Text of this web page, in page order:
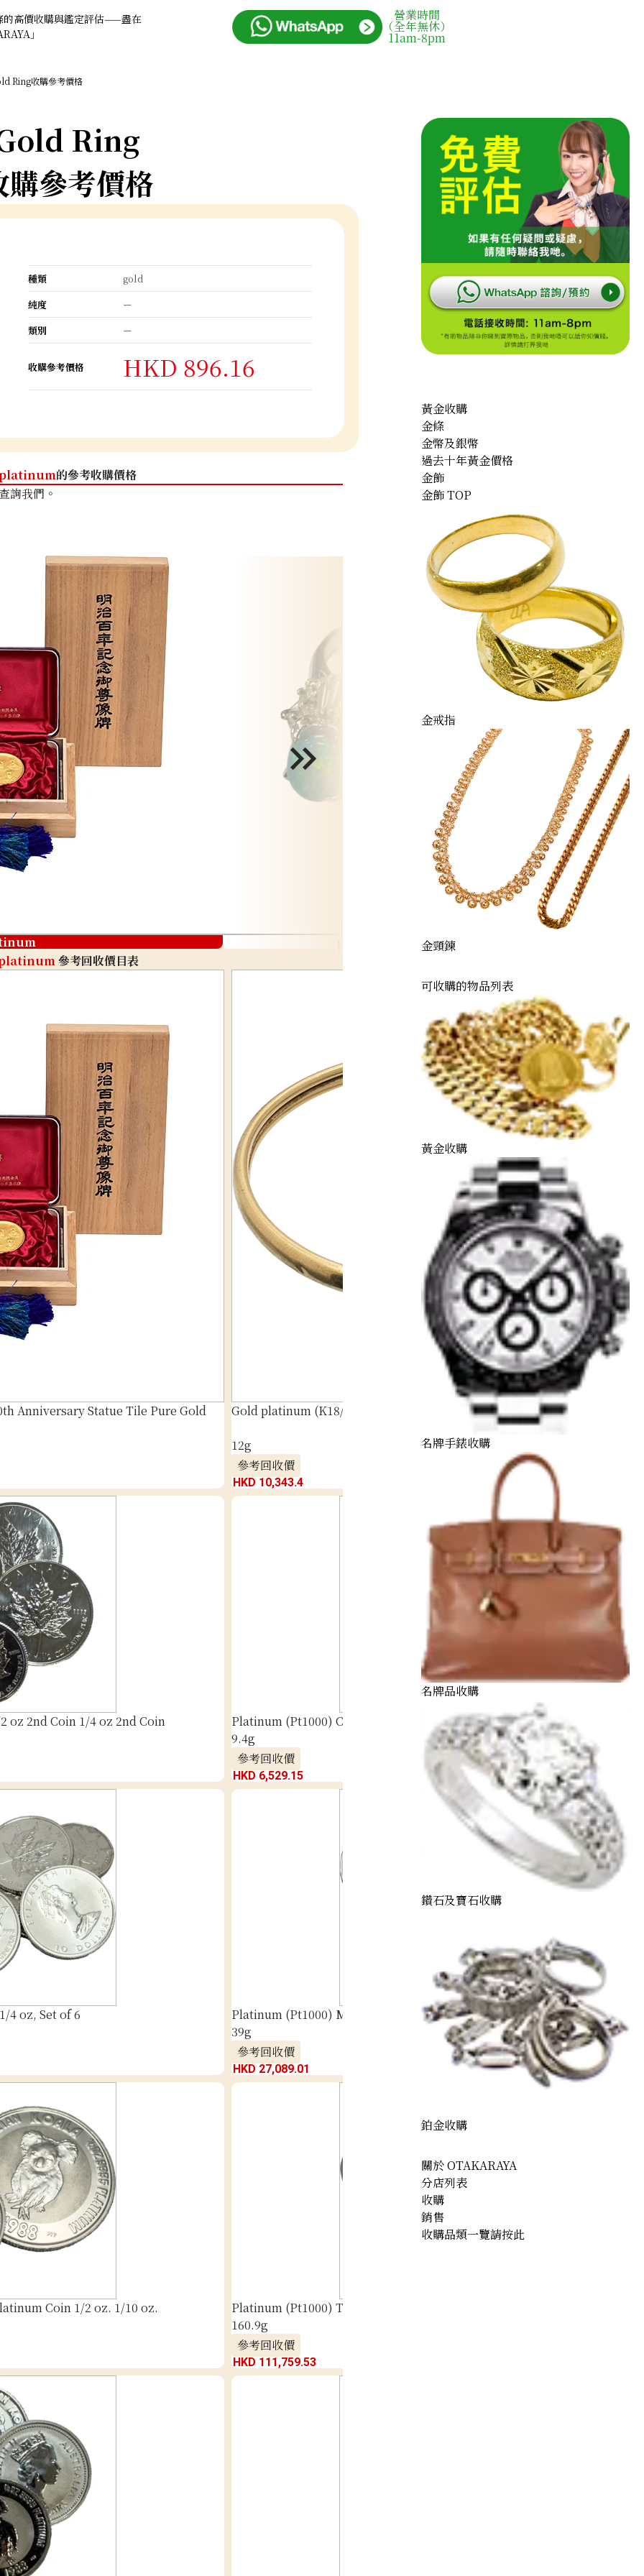
的高價收購與鑑定評估——盡在
」
營業時間
（全年無休）
11am-8pm
Ring收購參考價格
Ring
購參考價格
種類
gold
純度
ー
類別
ー
收購參考價格 HKD 896.16
的參考收購價格
詢我們。
platinum-ring
參考回收價目表
Anniversary Statue Tile Pure Gold Gold platinum (K18/Pt900) combination bracelet/pendant top
12g
參考回收價
HKD 10,343.4
oz 2nd Coin 1/4 oz 2nd Coin
Platinum (Pt1000) Cat Coin 1/5 oz. Noble Coin 1/10 oz.
9.4g
參考回收價
HKD 6,529.15
4 oz, Set of 6
Platinum (Pt1000) Maple Leaf Coins: Two 1/2 oz coins and one 1/4 oz coin
39g
參考回收價
HKD 27,089.01
Coin 1/2 oz. 1/10 oz.
Platinum (Pt1000) Tanaka Kikinzoku 16 medals
160.9g
參考回收價
HKD 111,759.53
黃金收購
金條
金幣及銀幣
過去十年黃金價格
金飾
金飾 TOP
金戒指
金頸鍊
可收購的物品列表
黃金收購
名牌手錶收購
名牌品收購
鑽石及寶石收購
鉑金收購
關於 OTAKARAYA
分店列表
收購
銷售
收購品類一覽請按此